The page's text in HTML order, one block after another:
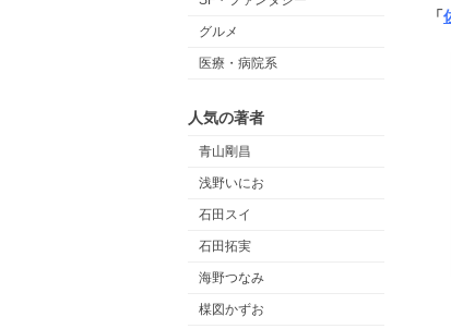
グルメ
医療・病院系
人気の著者
青山剛昌
浅野いにお
石田スイ
石田拓実
海野つなみ
楳図かずお
「